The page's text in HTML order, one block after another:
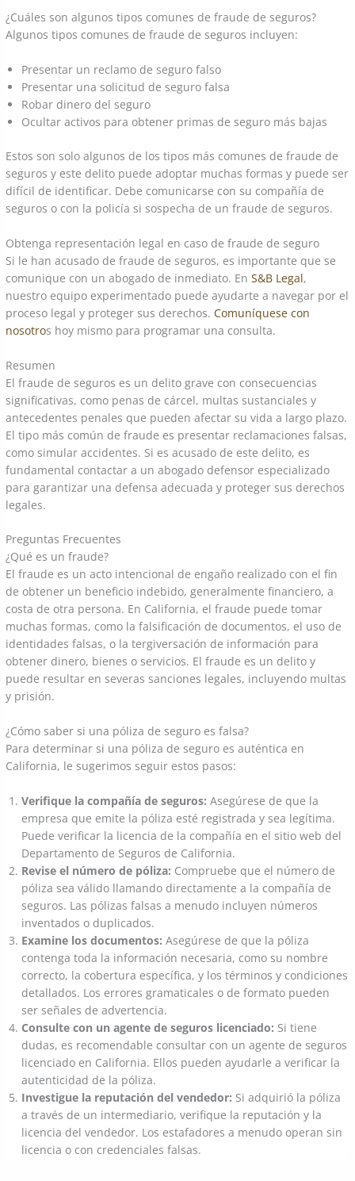
¿Cuáles son algunos tipos comunes de fraude de seguros?
Algunos tipos comunes de fraude de seguros incluyen:
Presentar un reclamo de seguro falso
Presentar una solicitud de seguro falsa
Robar dinero del seguro
Ocultar activos para obtener primas de seguro más bajas
Estos son solo algunos de los tipos más comunes de fraude de
seguros y este delito puede adoptar muchas formas y puede ser
difícil de identificar. Debe comunicarse con su compañía de
seguros o con la policía si sospecha de un fraude de seguros.
Obtenga representación legal en caso de fraude de seguro
Si le han acusado de fraude de seguros, es importante que se
comunique con un abogado de inmediato. EnS&B Legal,
nuestro equipo experimentado puede ayudarte a navegar por el
proceso legal y proteger sus derechos.Comuníquese con
nosotros hoy mismo para programar una consulta.
Resumen
El fraude de seguros es un delito grave con consecuencias
significativas, como penas de cárcel, multas sustanciales y
antecedentes penales que pueden afectar su vida a largo plazo.
El tipo más común de fraude es presentar reclamaciones falsas,
como simular accidentes. Si es acusado de este delito, es
fundamental contactar a un abogado defensor especializado
para garantizar una defensa adecuada y proteger sus derechos
legales.
Preguntas Frecuentes
¿Qué es un fraude?
El fraude es un acto intencional de engaño realizado con el fin
de obtener un beneficio indebido, generalmente financiero, a
costa de otra persona. En California, el fraude puede tomar
muchas formas, como la falsificación de documentos, el uso de
identidades falsas, o la tergiversación de información para
obtener dinero, bienes o servicios. El fraude es un delito y
puede resultar en severas sanciones legales, incluyendo multas
y prisión.
¿Cómo saber si una póliza de seguro es falsa?
Para determinar si una póliza de seguro es auténtica en
California, le sugerimos seguir estos pasos:
Verifique la compañía de seguros:Asegúrese de que la
empresa que emite la póliza esté registrada y sea legítima.
Puede verificar la licencia de la compañía en el sitio web del
Departamento de Seguros de California.
Revise el número de póliza: Compruebe que el número de
póliza sea válido llamando directamente a la compañía de
seguros. Las pólizas falsas a menudo incluyen números
inventados o duplicados.
Examine los documentos: Asegúrese de que la póliza
contenga toda la información necesaria, como su nombre
correcto, la cobertura específica, y los términos y condiciones
detallados. Los errores gramaticales o de formato pueden
ser señales de advertencia.
Consulte con un agente de seguros licenciado: Si tiene
dudas, es recomendable consultar con un agente de seguros
licenciado en California. Ellos pueden ayudarle a verificar la
autenticidad de la póliza.
Investigue la reputación del vendedor: Si adquirió la póliza
a través de un intermediario, verifique la reputación y la
licencia del vendedor. Los estafadores a menudo operan sin
licencia o con credenciales falsas.